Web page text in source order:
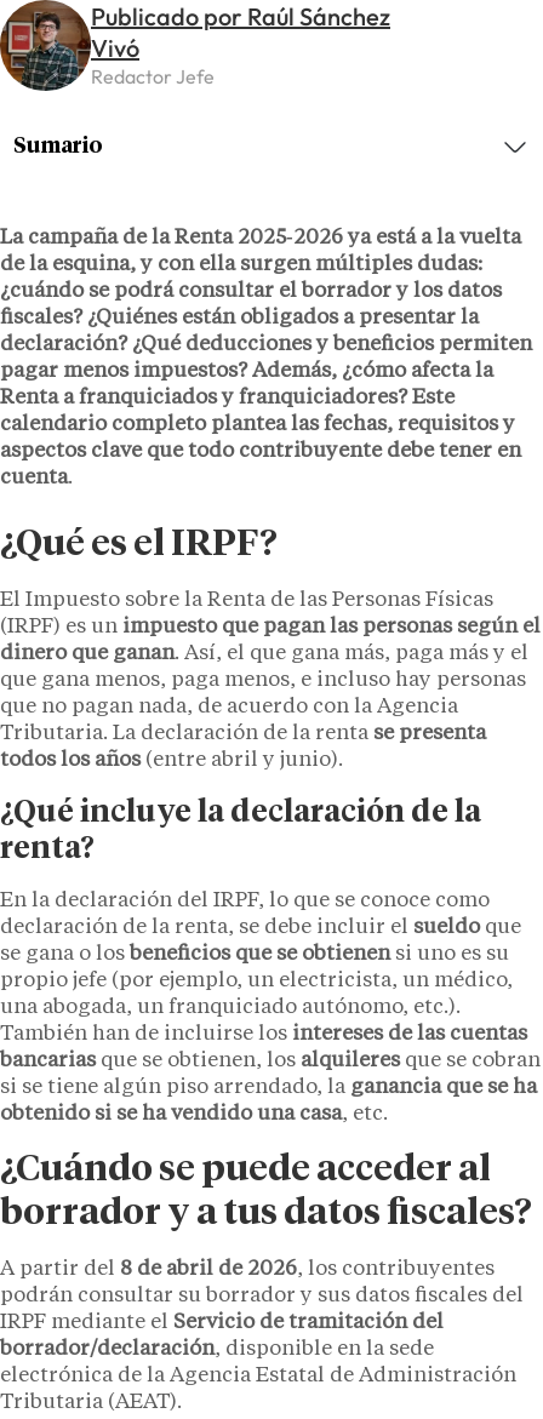
Publicado por Raúl Sánchez
Vivó
Redactor Jefe
La campaña de la Renta 2025‑2026 ya está a la vuelta
de la esquina, y con ella surgen múltiples dudas:
¿cuándo se podrá consultar el borrador y los datos
fiscales? ¿Quiénes están obligados a presentar la
declaración? ¿Qué deducciones y beneficios permiten
pagar menos impuestos? Además, ¿cómo afecta la
Renta a franquiciados y franquiciadores? Este
calendario completo plantea las fechas, requisitos y
aspectos clave que todo contribuyente debe tener en
cuenta.
¿Qué es el IRPF?
El Impuesto sobre la Renta de las Personas Físicas
(IRPF) es un impuesto que pagan las personas según el
dinero que ganan. Así, el que gana más, paga más y el
que gana menos, paga menos, e incluso hay personas
que no pagan nada, de acuerdo con la Agencia
Tributaria. La declaración de la renta se presenta
todos los años(entre abril y junio).
¿Qué incluye la declaración de la
renta?
En la declaración del IRPF, lo que se conoce como
declaración de la renta, se debe incluir el sueldoque
se gana o los beneficios que se obtienensi uno es su
propio jefe (por ejemplo, un electricista, un médico,
una abogada, un franquiciado autónomo, etc.).
También han de incluirse los intereses de las cuentas
bancarias que se obtienen, los alquileresque se cobran
si se tiene algún piso arrendado, la ganancia que se ha
obtenido si se ha vendido una casa, etc.
¿Cuándo se puede acceder al
borrador y a tus datos fiscales?
A partir del 8 de abril de 2026, los contribuyentes
podrán consultar su borrador y sus datos fiscales del
IRPF mediante el Servicio de tramitación del
borrador/declaración, disponible en la sede
electrónica de la Agencia Estatal de Administración
Tributaria (AEAT).
Sumario